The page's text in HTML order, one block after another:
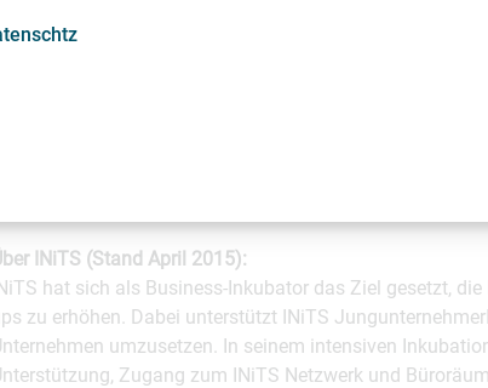
Startups, sondern die gesamte Wiener Startup-
Inkubatoren aufgenommen wurde – und im UBI Index-
Europa belegte. "Unter die TOP 25 schaffen es allerdings
INiTS (Stand April 2015):
hat sich als Business-Inkubator das Ziel gesetzt,
zu erhöhen. Dabei unterstützt INiTS
umzusetzen. In seinem intensiven
Zugang zum INiTS Netzwerk und